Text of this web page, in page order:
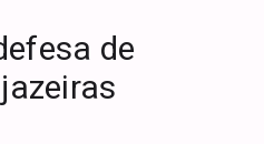
de